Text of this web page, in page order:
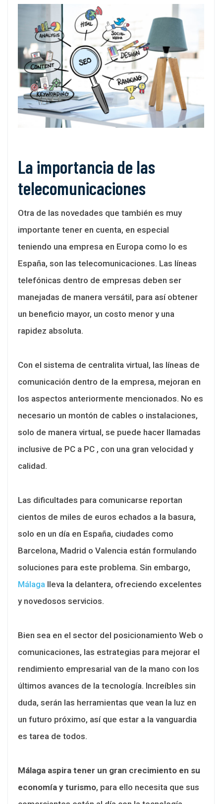
La importancia de las
telecomunicaciones
Otra de las novedades que también es muy
importante tener en cuenta, en especial
teniendo una empresa en Europa como lo es
España, son las telecomunicaciones. Las líneas
telefónicas dentro de empresas deben ser
manejadas de manera versátil, para así obtener
un beneficio mayor, un costo menor y una
rapidez absoluta.
Con el sistema de centralita virtual, las líneas de
comunicación dentro de la empresa, mejoran en
los aspectos anteriormente mencionados. No es
necesario un montón de cables o instalaciones,
solo de manera virtual, se puede hacer llamadas
inclusive de PC a PC , con una gran velocidad y
calidad.
Las dificultades para comunicarse reportan
cientos de miles de euros echados a la basura,
solo en un día en España, ciudades como
Barcelona, Madrid o Valencia están formulando
soluciones para este problema. Sin embargo,
Málaga lleva la delantera, ofreciendo excelentes
y novedosos servicios.
Bien sea en el sector del posicionamiento Web o
comunicaciones, las estrategias para mejorar el
rendimiento empresarial van de la mano con los
últimos avances de la tecnología. Increíbles sin
duda, serán las herramientas que vean la luz en
un futuro próximo, así que estar a la vanguardia
es tarea de todos.
Málaga aspira tener un gran crecimiento en su
economía y turismo, para ello necesita que sus